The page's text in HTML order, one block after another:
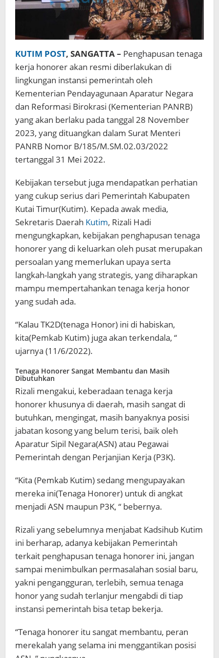
KUTIM POST, SANGATTA – Penghapusan tenaga
kerja honorer akan resmi diberlakukan di
lingkungan instansi pemerintah oleh
Kementerian Pendayagunaan Aparatur Negara
dan Reformasi Birokrasi (Kementerian PANRB)
yang akan berlaku pada tanggal 28 November
2023, yang dituangkan dalam Surat Menteri
PANRB Nomor B/185/M.SM.02.03/2022
tertanggal 31 Mei 2022.
Kebijakan tersebut juga mendapatkan perhatian
yang cukup serius dari Pemerintah Kabupaten
Kutai Timur(Kutim). Kepada awak media,
Sekretaris Daerah Kutim, Rizali Hadi
mengungkapkan, kebijakan penghapusan tenaga
honorer yang di keluarkan oleh pusat merupakan
persoalan yang memerlukan upaya serta
langkah-langkah yang strategis, yang diharapkan
mampu mempertahankan tenaga kerja honor
yang sudah ada.
“Kalau TK2D(tenaga Honor) ini di habiskan,
kita(Pemkab Kutim) juga akan terkendala, “
ujarnya (11/6/2022).
Tenaga Honorer Sangat Membantu dan Masih
Dibutuhkan
Rizali mengakui, keberadaan tenaga kerja
honorer khusunya di daerah, masih sangat di
butuhkan, mengingat, masih banyaknya posisi
jabatan kosong yang belum terisi, baik oleh
Aparatur Sipil Negara(ASN) atau Pegawai
Pemerintah dengan Perjanjian Kerja (P3K).
“Kita (Pemkab Kutim) sedang mengupayakan
mereka ini(Tenaga Honorer) untuk di angkat
menjadi ASN maupun P3K, “ bebernya.
Rizali yang sebelumnya menjabat Kadsihub Kutim
ini berharap, adanya kebijakan Pemerintah
terkait penghapusan tenaga honorer ini, jangan
sampai menimbulkan permasalahan sosial baru,
yakni pengangguran, terlebih, semua tenaga
honor yang sudah terlanjur mengabdi di tiap
instansi pemerintah bisa tetap bekerja.
“Tenaga honorer itu sangat membantu, peran
merekalah yang selama ini menggantikan posisi